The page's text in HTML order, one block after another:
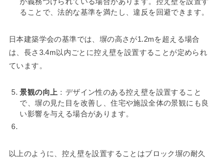
ることで、法的な基準を満たし、違反を回避できます。
日本建築学会の基準では、塀の高さが1.2mを超える場合
は、長さ3.4m以内ごとに控え壁を設置することが定められ
ています。
景観の向上 ：デザイン性のある控え壁を設置すること
で、塀の見た目を改善し、住宅や施設全体の景観にも良
い影響を与える場合があります。
以上のように、控え壁を設置することはブロック塀の耐久